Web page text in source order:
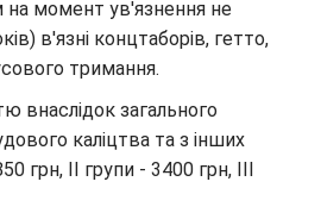
на момент ув'язнення не
в'язні концтаборів, гетто,
тримання.
внаслідок загального
каліцтва та з інших
грн, II групи - 3400 грн, III